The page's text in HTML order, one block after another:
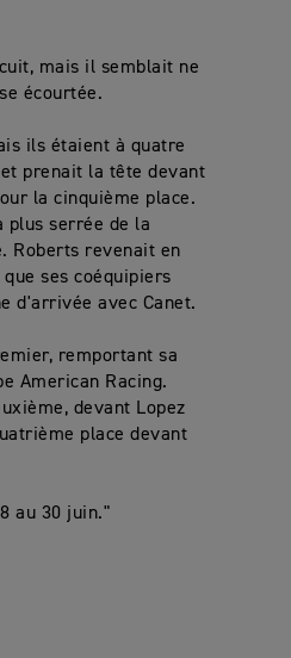
mais il semblait ne
écourtée.
ils étaient à quatre
prenait la tête devant
la cinquième place.
plus serrée de la
Roberts revenait en
ses coéquipiers
d'arrivée avec Canet.
remportant sa
American Racing.
devant Lopez
place devant
au 30 juin."